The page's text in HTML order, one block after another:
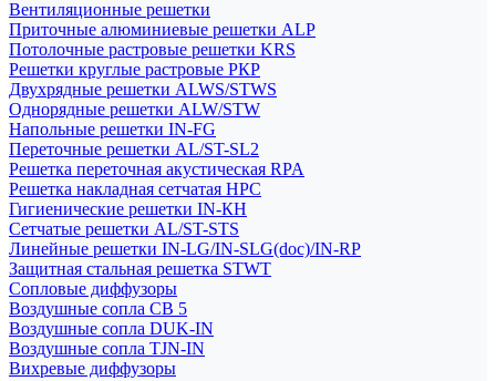
Вентиляционные решетки
Приточные алюминиевые решетки ALP
Потолочные растровые решетки KRS
Решетки круглые растровые РКР
Двухрядные решетки ALWS/STWS
Однорядные решетки ALW/STW
Напольные решетки IN-FG
Переточные решетки AL/ST-SL2
Решетка переточная акустическая RPA
Решетка накладная сетчатая НРС
Гигиенические решетки IN-КН
Сетчатые решетки AL/ST-STS
Линейные решетки IN-LG/IN-SLG(doc)/IN-RP
Защитная стальная решетка STWT
Сопловые диффузоры
Воздушные сопла СВ 5
Воздушные сопла DUK-IN
Воздушные сопла TJN-IN
Вихревые диффузоры